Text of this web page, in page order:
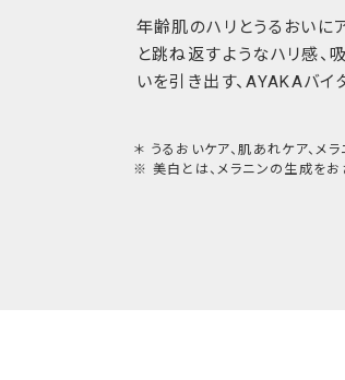
年齢肌のハリとうるおいに
と跳ね返すようなハリ感、
いを引き出す、AYAKAバイ
＊ うるおいケア、肌あれケア、メ
※ 美白とは、メラニンの生成をお